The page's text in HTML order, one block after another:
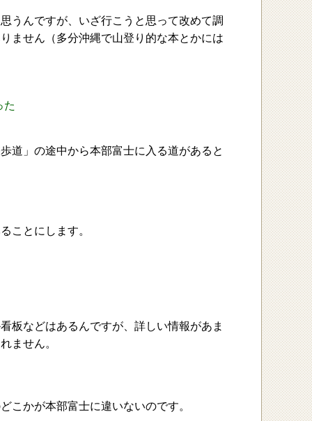
うんですが、いざ行こうと思って改めて調
ません（多分沖縄で山登り的な本とかには
た
道」の途中から本部富士に入る道があると
ことにします。
板などはあるんですが、詳しい情報があま
ません。
こかが本部富士に違いないのです。